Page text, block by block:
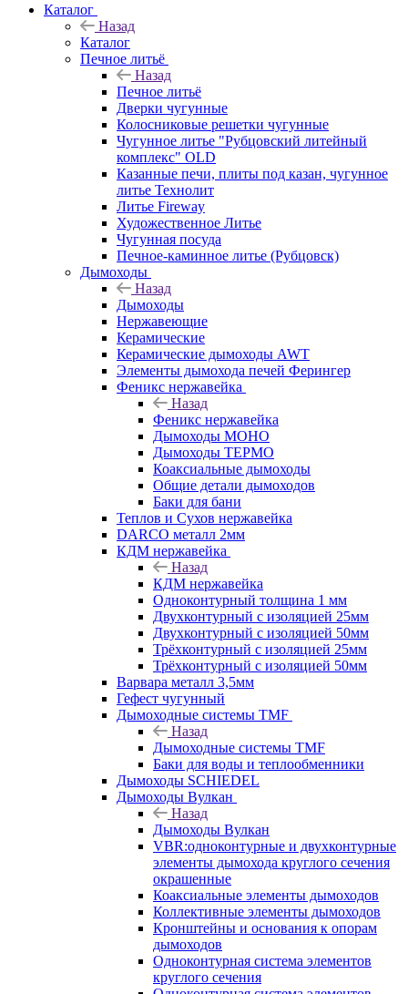
Каталог
Назад
Каталог
Печное литьё
Назад
Печное литьё
Дверки чугунные
Колосниковые решетки чугунные
Чугунное литье "Рубцовский литейный
комплекс" OLD
Казанные печи, плиты под казан, чугунное
литье Технолит
Литье Fireway
Художественное Литье
Чугунная посуда
Печное-каминное литье (Рубцовск)
Дымоходы
Назад
Дымоходы
Нержавеющие
Керамические
Керамические дымоходы AWT
Элементы дымохода печей Ферингер
Феникс нержавейка
Назад
Феникс нержавейка
Дымоходы МОНО
Дымоходы ТЕРМО
Коаксиальные дымоходы
Общие детали дымоходов
Баки для бани
Теплов и Сухов нержавейка
DARCO металл 2мм
КДМ нержавейка
Назад
КДМ нержавейка
Одноконтурный толщина 1 мм
Двухконтурный с изоляцией 25мм
Двухконтурный с изоляцией 50мм
Трёхконтурный с изоляцией 25мм
Трёхконтурный с изоляцией 50мм
Варвара металл 3,5мм
Гефест чугунный
Дымоходные системы TMF
Назад
Дымоходные системы TMF
Баки для воды и теплообменники
Дымоходы SCHIEDEL
Дымоходы Вулкан
Назад
Дымоходы Вулкан
VBR:одноконтурные и двухконтурные
элементы дымохода круглого сечения
окрашенные
Коаксиальные элементы дымоходов
Коллективные элементы дымоходов
Кронштейны и основания к опорам
дымоходов
Одноконтурная система элементов
круглого сечения